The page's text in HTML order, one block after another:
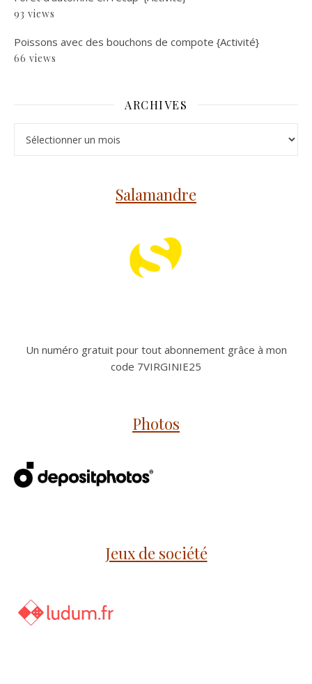
93 views
Poissons avec des bouchons de compote {Activité}
66 views
ARCHIVES
Salamandre
Un numéro gratuit pour tout abonnement grâce à mon
code 7VIRGINIE25
Photos
Jeux de société